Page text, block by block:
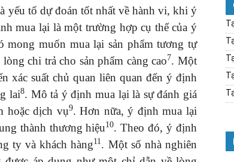
yếu tố dự đoán tốt nhất về hành vi, khi ý
mua lại là một trường hợp cụ thể của ý
muốn mua lại sản phẩm tương tự
chi trả cho sản phẩm càng cao7. Một
xác suất chủ quan liên quan đến ý định
lai8. Mô tả ý định mua lại là sự đánh giá
hoặc dịch vụ9. Hơn nữa, ý định mua lại
thành thương hiệu 10. Theo đó, ý định
ty và khách hàng11. Một số nhà nghiên